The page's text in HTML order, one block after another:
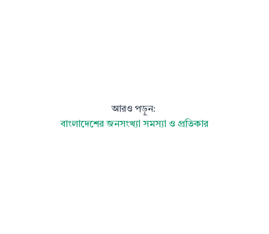
আরও পড়ুন:
বাংলাদেশের জনসংখ্যা সমস্যা ও প্রতিকার